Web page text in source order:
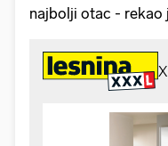
najbolji otac - rekao